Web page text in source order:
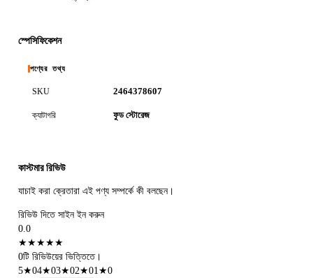
স্পেসিফিকেশন
পণ্যের তথ্য
SKU 2464378607
ক্যাটাগরি ফুড স্টোরেজ
কাস্টমার রিভিউ
যাচাই করা ক্রেতারা এই পণ্য সম্পর্কে কী বলছেন।
রিভিউ দিতে সাইন ইন করুন
0.0
★★★★★
0টি রিভিউয়ের ভিত্তিতে।
5★04★03★02★01 ★0